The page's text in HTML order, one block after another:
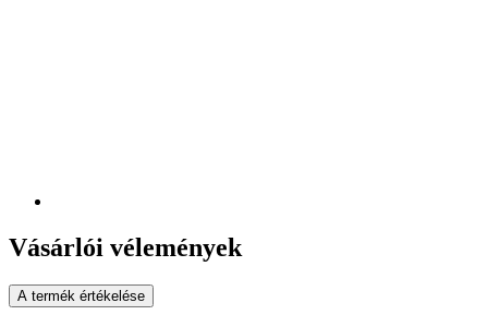
Vásárlói vélemények
A termék értékelése